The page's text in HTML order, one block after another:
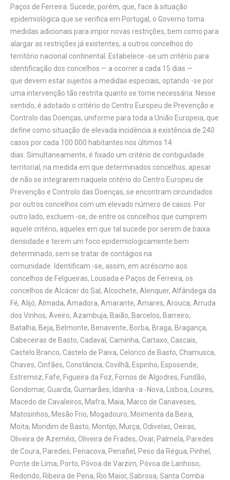
Paços de Ferreira. Sucede, porém, que, face à situação
epidemiológica que se verifica em Portugal, o Governo toma
medidas adicionais para impor novas restrições, bem como para
alargar as restrições já existentes, a outros concelhos do
território nacional continental. Estabelece -se um critério para
identificação dos concelhos — a ocorrer a cada 15 dias —
que devem estar sujeitos a medidas especiais, optando -se por
uma intervenção tão restrita quanto se torne necessária. Nesse
sentido, é adotado o critério do Centro Europeu de Prevenção e
Controlo das Doenças, uniforme para toda a União Europeia, que
define como situação de elevada incidência a existência de 240
casos por cada 100 000 habitantes nos últimos 14
dias. Simultaneamente, é fixado um critério de contiguidade
territorial, na medida em que determinados concelhos, apesar
de não se integrarem naquele critério do Centro Europeu de
Prevenção e Controlo das Doenças, se encontram circundados
por outros concelhos com um elevado número de casos. Por
outro lado, excluem -se, de entre os concelhos que cumprem
aquele critério, aqueles em que tal sucede por serem de baixa
densidade e terem um foco epidemiologicamente bem
determinado, sem se tratar de contágios na
comunidade. Identificam -se, assim, em acréscimo aos
concelhos de Felgueiras, Lousada e Paços de Ferreira, os
concelhos de Alcácer do Sal, Alcochete, Alenquer, Alfândega da
Fé, Alijó, Almada, Amadora, Amarante, Amares, Arouca, Arruda
dos Vinhos, Aveiro, Azambuja, Baião, Barcelos, Barreiro,
Batalha, Beja, Belmonte, Benavente, Borba, Braga, Bragança,
Cabeceiras de Basto, Cadaval, Caminha, Cartaxo, Cascais,
Castelo Branco, Castelo de Paiva, Celorico de Basto, Chamusca,
Chaves, Cinfães, Constância, Covilhã, Espinho, Esposende,
Estremoz, Fafe, Figueira da Foz, Fornos de Algodres, Fundão,
Gondomar, Guarda, Guimarães, Idanha -a -Nova, Lisboa, Loures,
Macedo de Cavaleiros, Mafra, Maia, Marco de Canaveses,
Matosinhos, Mesão Frio, Mogadouro, Moimenta da Beira,
Moita, Mondim de Basto, Montijo, Murça, Odivelas, Oeiras,
Oliveira de Azeméis, Oliveira de Frades, Ovar, Palmela, Paredes
de Coura, Paredes, Penacova, Penafiel, Peso da Régua, Pinhel,
Ponte de Lima, Porto, Póvoa de Varzim, Póvoa de Lanhoso,
Redondo, Ribeira de Pena, Rio Maior, Sabrosa, Santa Comba